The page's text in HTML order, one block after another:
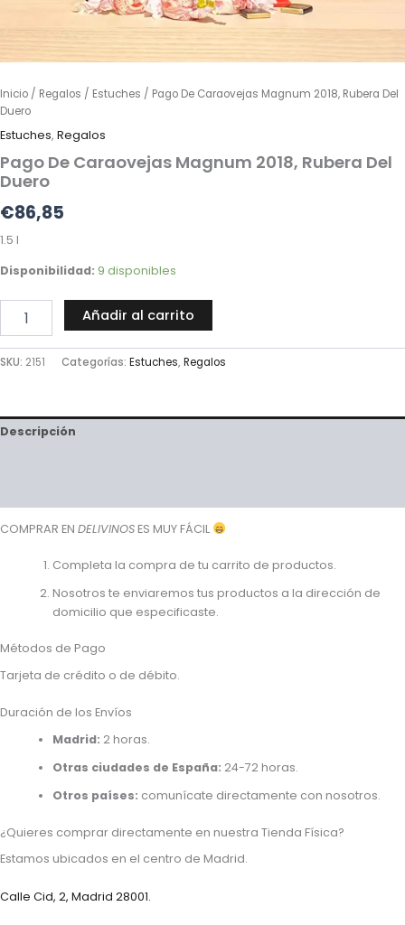
Inicio / Regalos / Estuches / Pago De Caraovejas Magnum 2018, Rubera Del
Duero
Estuches, Regalos
Pago De Caraovejas Magnum 2018, Rubera Del
Duero
€86,85
1.5 l
Disponibilidad: 9 disponibles
Añadir al carrito
SKU: 2151 Categorías: Estuches, Regalos
Descripción
COMPRAR EN DELIVINOSES MUY FÁCIL
Completa la compra de tu carrito de productos.
Nosotros te enviaremos tus productos a la dirección de
domicilio que especificaste.
Métodos de Pago
Tarjeta de crédito o de débito.
Duración de los Envíos
Madrid: 2 horas.
Otras ciudades de España: 24-72 horas.
Otros países: comunícate directamente con nosotros.
¿Quieres comprar directamente en nuestra Tienda Física?
Estamos ubicados en el centro de Madrid.
Calle Cid, 2, Madrid 28001.